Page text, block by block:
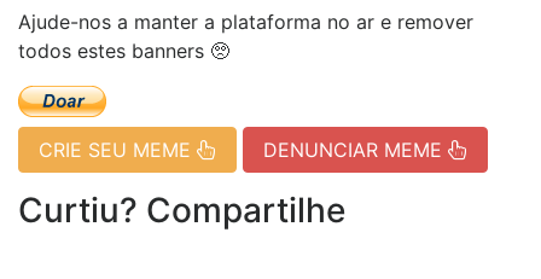
Ajude-nos a manter a plataforma no ar e remover
todos estes banners 🥺
CRIE SEU MEME DENUNCIAR MEME
Curtiu? Compartilhe